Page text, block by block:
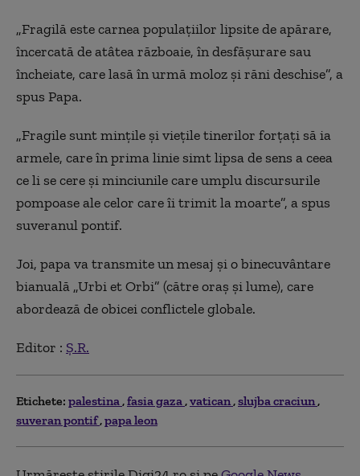
„Fragilă este carnea populațiilor lipsite de apărare,
încercată de atâtea războaie, în desfășurare sau
încheiate, carelasăîn urmă moloz și răni deschise”, a
spus Papa.
„Fragile sunt mințile și viețile tinerilor forțați să ia
armele, care în prima linie simt lipsa de sens a ceea
ce li se cere și minciunile care umplu discursurile
pompoase ale celor care îi trimit la moarte”, a spus
suveranul pontif.
Joi, papa va transmite un mesaj și o binecuvântare
bianuală „Urbi et Orbi” (către oraș și lume), care
abordează de obicei conflictele globale.
Editor : Ș.R.
Etichete: palestina fasia gaza vatican slujba craciun
suveran pontif papa leon